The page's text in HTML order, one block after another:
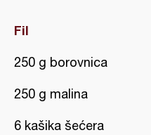
Fil
250 g borovnica
250 g malina
6 kašika šećera